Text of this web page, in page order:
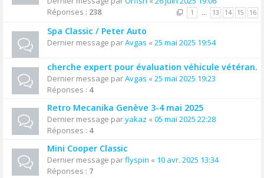
Réponses : 238 1 … 13 14 15 16
Spa Classic / Peter Auto
Dernier message parAvgas « 25 mai 2025 19:54
cherche expert pour évaluation véhicule vétéran.
Dernier message parAvgas « 25 mai 2025 19:23
Réponses : 4
Retro Mecanika Genève 3-4 mai 2025
Dernier message paryakaz « 05 mai 2025 22:28
Réponses : 4
Mini Cooper Classic
Dernier message parflyspin « 10 avr. 2025 13:34
Réponses : 7